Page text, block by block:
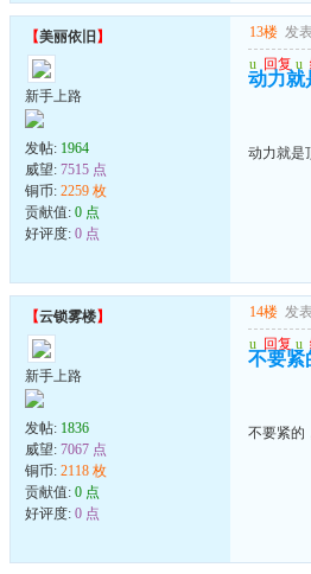
【美丽依旧 】
新手上路
发帖: 1964
威望: 7515 点
铜币: 2259 枚
贡献值: 0 点
好评度: 0 点
13楼 发
u 回复 u
动力就
动力就是
【云锁雾楼】
新手上路
发帖: 1836
威望: 7067 点
铜币: 2118 枚
贡献值: 0 点
好评度: 0 点
14楼 发
u 回复 u
不要紧
不要紧的